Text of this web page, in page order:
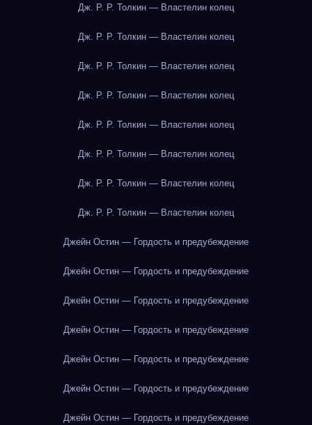
Дж. Р. Р. Толкин — Властелин колец
Дж. Р. Р. Толкин — Властелин колец
Дж. Р. Р. Толкин — Властелин колец
Дж. Р. Р. Толкин — Властелин колец
Дж. Р. Р. Толкин — Властелин колец
Дж. Р. Р. Толкин — Властелин колец
Дж. Р. Р. Толкин — Властелин колец
Дж. Р. Р. Толкин — Властелин колец
Джейн Остин — Гордость и предубеждение
Джейн Остин — Гордость и предубеждение
Джейн Остин — Гордость и предубеждение
Джейн Остин — Гордость и предубеждение
Джейн Остин — Гордость и предубеждение
Джейн Остин — Гордость и предубеждение
Джейн Остин — Гордость и предубеждение